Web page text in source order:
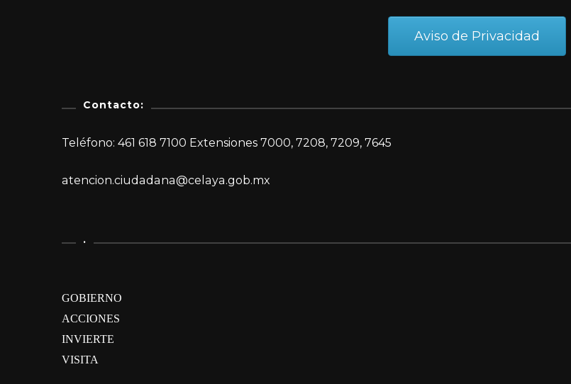
Aviso de Privacidad
Contacto:
Teléfono: 461 618 7100 Extensiones 7000, 7208, 7209, 7645
atencion.ciudadana@celaya.gob.mx
.
GOBIERNO
ACCIONES
INVIERTE
VISITA